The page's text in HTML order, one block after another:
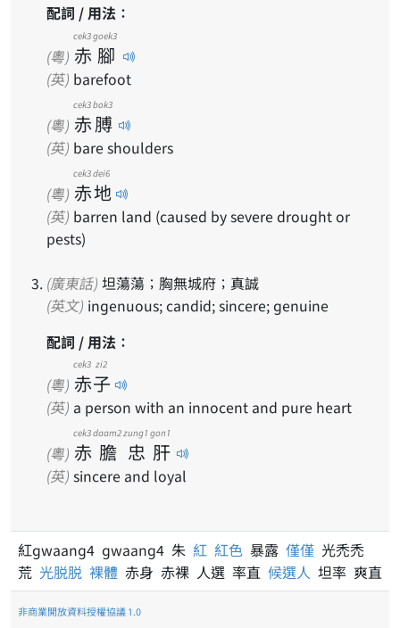
配詞 / 用法：
(粵) 赤
cek3
腳
goek3
(英) barefoot
(粵) 赤
cek3
膊
bok3
(英) bare shoulders
(粵) 赤
cek3
地
dei6
(英) barren land (caused by severe drought or
pests)
(廣東話) 坦蕩蕩；胸無城府；真誠
(英文) ingenuous; candid; sincere; genuine
配詞 / 用法：
(粵) 赤
cek3
子
zi2
(英) a person with an innocent and pure heart
(粵) 赤
cek3
膽
daam2
忠
zung1
肝
gon1
(英) sincere and loyal
紅gwaang4 gwaang4 朱 紅 紅色 暴露 僅僅 光禿禿
荒 光脱脱 裸體 赤身 赤裸 人選 率直 候選人 坦率 爽直
非商業開放資料授權協議 1.0